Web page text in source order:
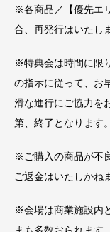
※各商品／【優先エ
合、再発行はいたし
※特典会は時間に限
の指示に従って、お
滑な進行にご協力を
第、終了となります。
※ご購入の商品が不
ご返金はいたしかね
※会場は商業施設内
まも多数おられます